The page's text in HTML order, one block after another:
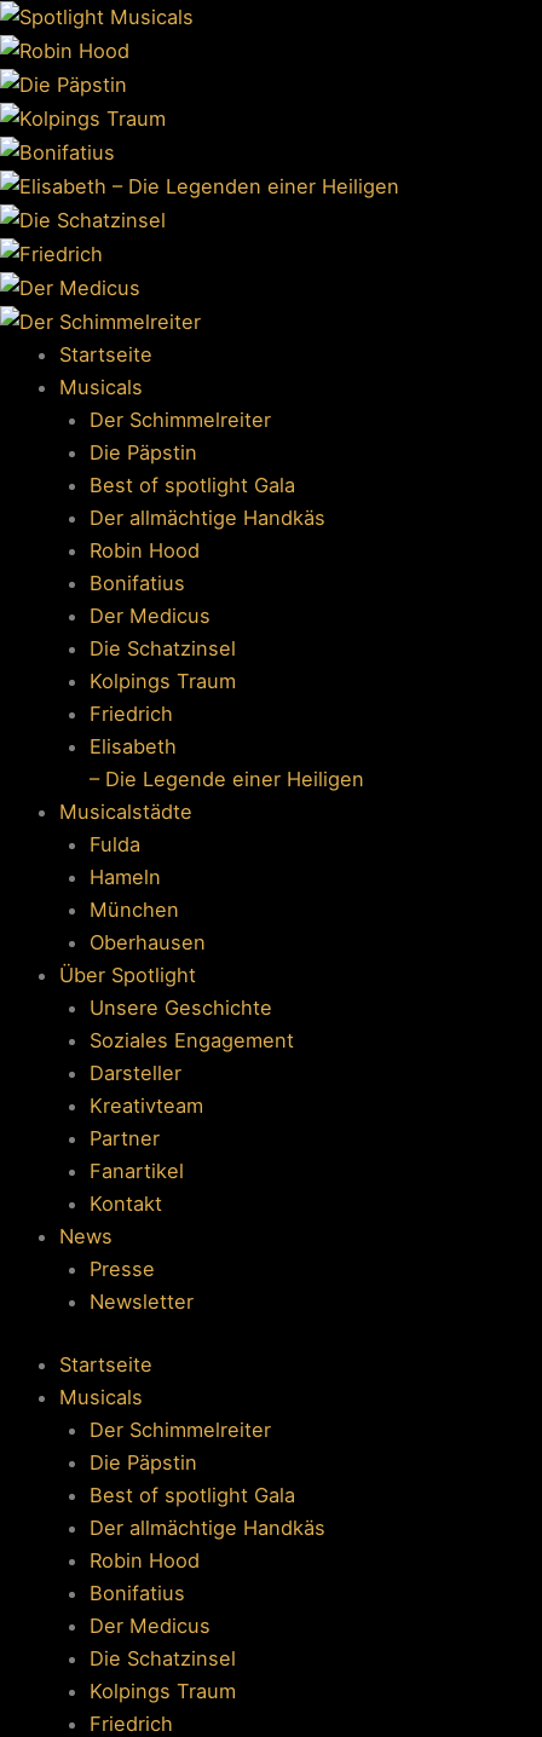
Zum
Inhalt
springen
Startseite
Musicals
Der Schimmelreiter
Die Päpstin
Best of spotlight Gala
Der allmächtige Handkäs
Robin Hood
Bonifatius
Der Medicus
Die Schatzinsel
Kolpings Traum
Friedrich
Elisabeth
– Die Legende einer Heiligen
Musicalstädte
Fulda
Hameln
München
Oberhausen
Über Spotlight
Unsere Geschichte
Soziales Engagement
Darsteller
Kreativteam
Partner
Fanartikel
Kontakt
News
Presse
Newsletter
Startseite
Musicals
Der Schimmelreiter
Die Päpstin
Best of spotlight Gala
Der allmächtige Handkäs
Robin Hood
Bonifatius
Der Medicus
Die Schatzinsel
Kolpings Traum
Friedrich